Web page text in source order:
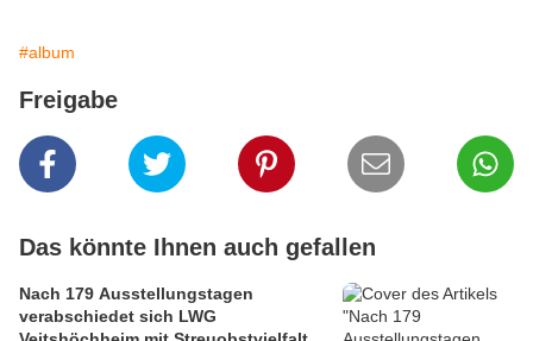
#album
Freigabe
Das könnte Ihnen auch gefallen
Nach 179 Ausstellungstagen
verabschiedet sich LWG